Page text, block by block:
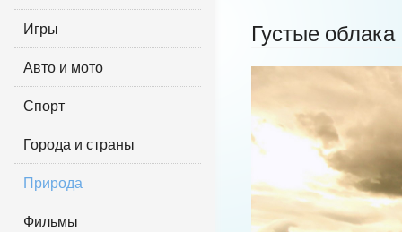
Игры
Авто и мото
Спорт
Города и страны
Природа
Фильмы
Густые облака